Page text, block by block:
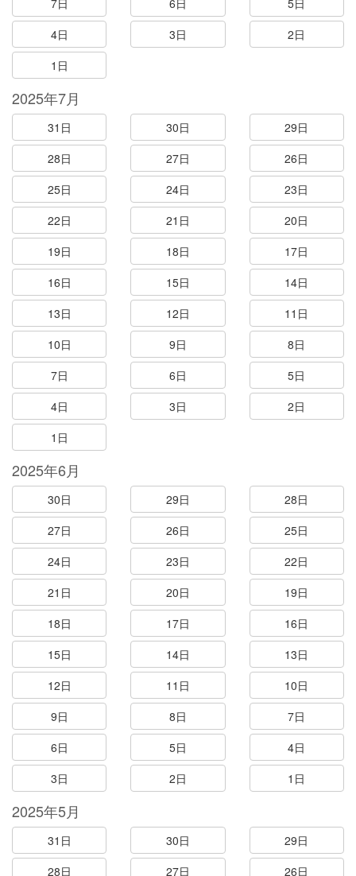
7日
6日
5日
4日
3日
2日
1日
2025年7月
31日 30日
29日
28日
27日
26日
25日
24日
23日
22日
21日
20日
19日
18日
17日
16日
15日
14日
13日
12日
11日
10日
9日
8日
7日
6日
5日
4日
3日
2日
1日
2025年6月
30日 29日
28日
27日
26日
25日
24日
23日
22日
21日
20日
19日
18日
17日
16日
15日
14日
13日
12日
11日
10日
9日
8日
7日
6日
5日
4日
3日
2日 1日
2025年5月
31日 30日
29日
28日
27日 26日